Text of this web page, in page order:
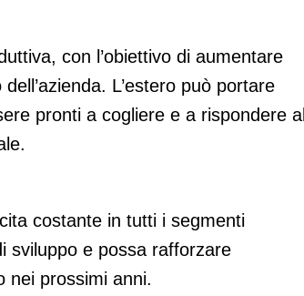
con l’obiettivo di aumentare
L’estero può portare
pronti a cogliere e a rispondere
costante in tutti i segmenti
sviluppo e possa rafforzare
nei prossimi anni.